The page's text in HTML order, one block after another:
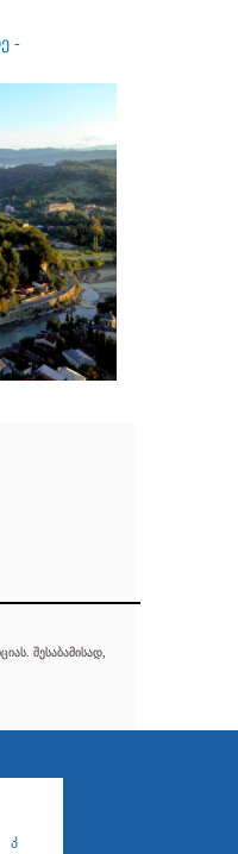
-
შესაბამისად,
კ